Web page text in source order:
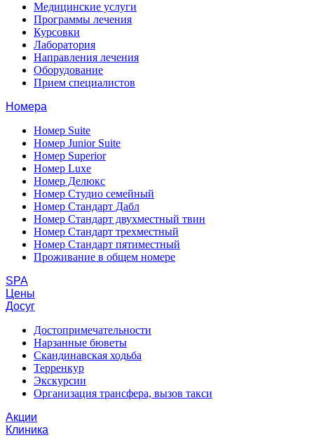
Медицинские услуги
Программы лечения
Курсовки
Лаборатория
Направления лечения
Оборудование
Прием специалистов
Номера
Номер Suite
Номер Junior Suite
Номер Superior
Номер Luxe
Номер Делюкс
Номер Студио семейный
Номер Стандарт Дабл
Номер Стандарт двухместный твин
Номер Стандарт трехместный
Номер Стандарт пятиместный
Проживание в общем номере
SPA
Цены
Досуг
Достопримечательности
Нарзанные бюветы
Скандинавская ходьба
Терренкур
Экскурсии
Организация трансфера, вызов такси
Акции
Клиника